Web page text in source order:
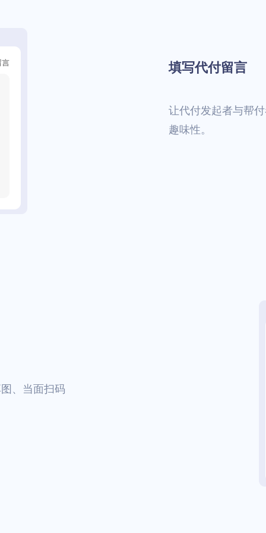
填写代付留言
让代付发起者与帮
趣味性。
、当面扫码